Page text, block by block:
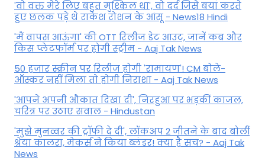
'वो वक्त मेरे लिए बहुत मुश्किल था', वो दर्द जिसे बयां करते
हुए छलक पड़े थे राकेश रोशन के आंसू - News18 Hindi
'मैं वापस आऊंगा' की OTT रिलीज डेट आउट, जानें कब और
किस प्लेटफॉर्म पर होगी स्ट्रीम - Aaj Tak News
50 हजार स्क्रीन पर रिलीज होगी 'रामायण'! CM बोले-
ऑस्कर नहीं मिला तो होगी निराशा - Aaj Tak News
'आपने अपनी औकात दिखा दी', निरहुआ पर भड़कीं काजल,
चरित्र पर उठाए सवाल - Hindustan
'मुझे मुनव्वर की ट्रॉफी दे दी', लॉकअप 2 जीतने के बाद बोलीं
श्रेया कालरा, मेकर्स ने किया ब्लंडर! क्या है सच? - Aaj Tak
News